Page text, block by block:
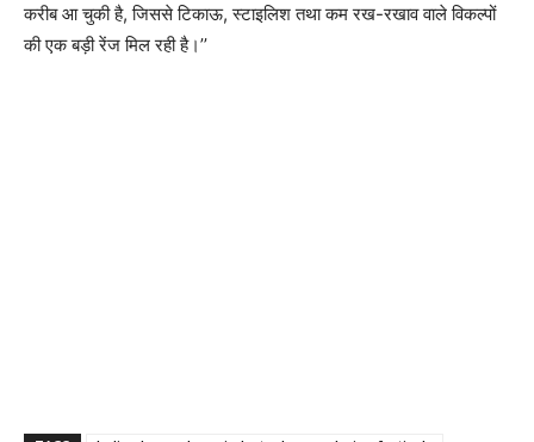
करीब आ चुकी है, जिससे टिकाऊ, स्टाइलिश तथा कम रख-रखाव वाले विकल्पों
की एक बड़ी रेंज मिल रही है।’’